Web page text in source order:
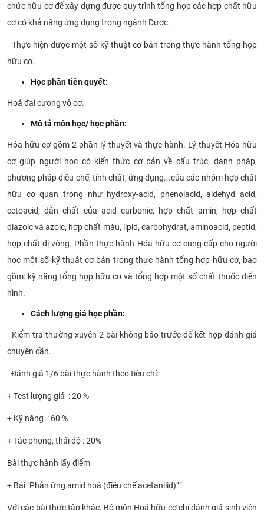
chức hữu cơ để xây dựng được quy trình tổng hợp các hợp chất hữu
cơ có khả năng ứng dụng trong ngành Dược.
- Thực hiện được một số kỹ thuật cơ bản trong thực hành tổng hợp
hữu cơ.​
Học phần tiên quyết:
Hoá đại cương vô cơ.
Mô tả môn học/ học phần:
Hóa hữu cơ gồm 2 phần lý thuyết và thực hành. Lý thuyết Hóa hữu
cơ giúp người học có kiến thức cơ bản về cấu trúc, danh pháp,
phương pháp điều chế, tính chất, ứng dụng...của các nhóm hợp chất
hữu cơ quan trọng như hydroxy-acid, phenolacid, aldehyd acid,
cetoacid, dẫn chất của acid carbonic, hợp chất amin, hợp chất
diazoic và azoic, hợp chất màu, lipid, carbohydrat, aminoacid, peptid,
hợp chất dị vòng. Phần thực hành Hóa hữu cơ cung cấp cho người
học một số kỹ thuật cơ bản trong thực hành tổng hợp hữu cơ, bao
gồm: kỹ năng tổng hợp hữu cơ và tổng hợp một số chất thuốc điển
hình.
Cách lượng giá học phần:
- Kiểm tra thường xuyên 2 bài không báo trước để kết hợp đánh giá
chuyên cần.
- Đánh giá 1/6 bài thực hành theo tiêu chí:
+ Test lượng giá : 20 %
+ Kỹ năng : 60 %
+ Tác phong, thái độ : 20%
Bài thực hành lấy điểm
+ Bài "Phản ứng amid hoá (điều chế acetanilid)””
Với các bài thực tập khác, Bộ môn Hoá hữu cơ chỉ đánh giá sinh viên